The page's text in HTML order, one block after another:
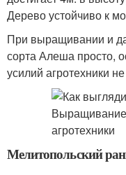
Дерево устойчиво к
При выращивании и
сорта Алеша просто,
усилий агротехники
Мелитопольский